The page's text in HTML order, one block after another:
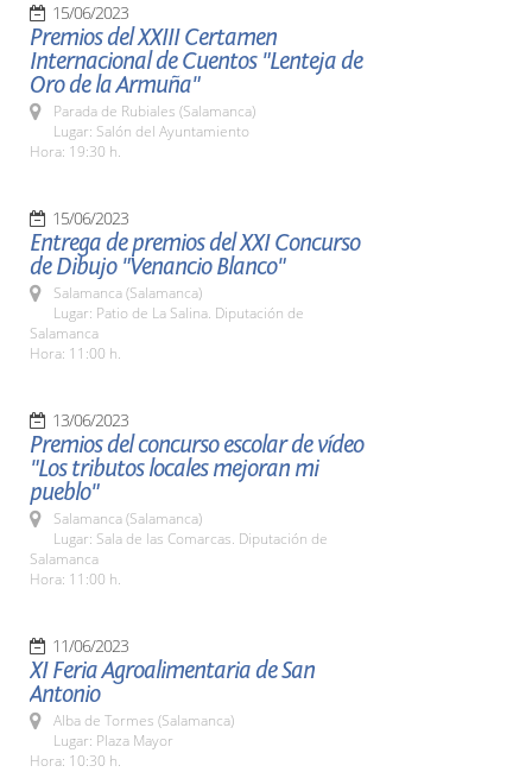
15/06/2023
Premios del XXIII Certamen
Internacional de Cuentos "Lenteja de
Oro de la Armuña"
Parada de Rubiales (Salamanca)
Lugar: Salón del Ayuntamiento
Hora: 19:30 h.
15/06/2023
Entrega de premios del XXI Concurso
de Dibujo "Venancio Blanco"
Salamanca (Salamanca)
Lugar: Patio de La Salina. Diputación de
Salamanca
Hora: 11:00 h.
13/06/2023
Premios del concurso escolar de vídeo
"Los tributos locales mejoran mi
pueblo"
Salamanca (Salamanca)
Lugar: Sala de las Comarcas. Diputación de
Salamanca
Hora: 11:00 h.
11/06/2023
XI Feria Agroalimentaria de San
Antonio
Alba de Tormes (Salamanca)
Lugar: Plaza Mayor
Hora: 10:30 h.